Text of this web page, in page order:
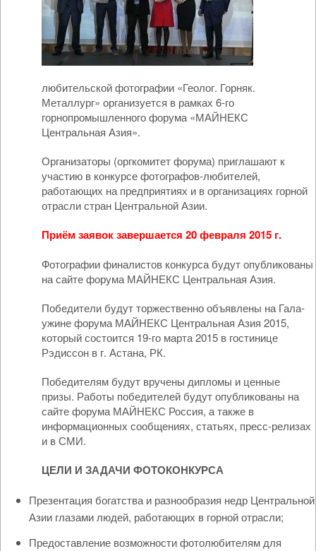
любительской фотографии «Геолог. Горняк.
Металлург» организуется в рамках 6-го
горнопромышленного форума «МАЙНЕКС
Центральная Азия».
Организаторы (оргкомитет форума) приглашают к
участию в конкурсе фотографов-любителей,
работающих на предприятиях и в организациях горной
отрасли стран Центральной Азии.
Приём заявок завершается 20 февраля 2015 г.
Фотографии финалистов конкурса будут опубликованы
на сайте форума МАЙНЕКС Центральная Азия.
Победители будут торжественно объявлены на Гала-
ужине форума МАЙНЕКС Центральная Азия 2015,
который состоится 19-го марта 2015 в гостинице
Рэдиссон в г. Астана, РК.
Победителям будут вручены дипломы и ценные
призы. Работы победителей будут опубликованы на
сайте форума МАЙНЕКС Россия, а также в
информационных сообщениях, статьях, пресс-релизах
и в СМИ.
ЦЕЛИ И ЗАДАЧИ ФОТОКОНКУРСА
Презентация богатства и разнообразия недр Центральной
Азии глазами людей, работающих в горной отрасли;
Предоставление возможности фотолюбителям для